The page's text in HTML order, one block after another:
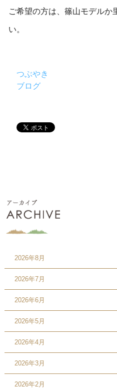
ご希望の方は、篠山モデルか
い。
つぶやき
ブログ
2026年8月
2026年7月
2026年6月
2026年5月
2026年4月
2026年3月
2026年2月